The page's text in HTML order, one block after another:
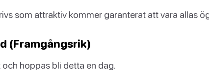
som attraktiv kommer garanterat att vara allas
(Framgångsrik)
hoppas bli detta en dag.